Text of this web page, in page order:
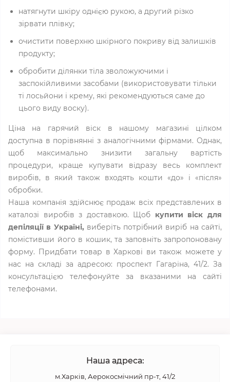
натягнути шкіру однією рукою, а другий різко
зірвати плівку;
очистити поверхню шкірного покриву від залишків
продукту;
обробити ділянки тіла зволожуючими і
заспокійливими засобами (використовувати тільки
ті лосьйони і крему, які рекомендуються саме до
цього виду воску).
Ціна на гарячий віск в нашому магазині цілком
доступна в порівнянні з аналогічними фірмами. Однак,
щоб максимально знизити загальну вартість
процедури, краще купувати відразу весь комплект
виробів, в який також входять кошти «до» і «після»
обробки.
Наша компанія здійснює продаж всіх представлених в
каталозі виробів з доставкою. Щоб купити віск для
депіляції в Україні, виберіть потрібний виріб на сайті,
помістивши його в кошик, та заповніть запропоновану
форму. Придбати товар в Харкові ви також можете у
нас на складі за адресою: проспект Гагаріна, 41/2. За
консультацією телефонуйте за вказаними на сайті
телефонами.
Наша адреса:
м.Харків, Аерокосмічний пр-т, 41/2